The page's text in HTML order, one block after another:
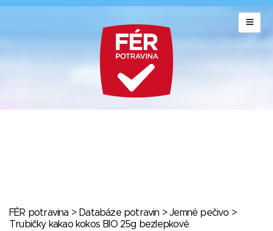
FÉR potravina > Databáze potravin >Jemné pečivo >
Trubičky kakao kokos BIO 25g bezlepkové